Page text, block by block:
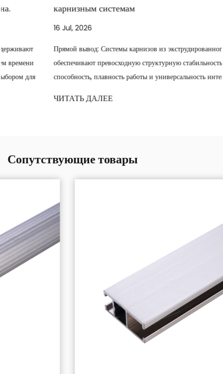
карнизным системам
Прямой вывод: Системы карнизов из экструдированного алюминия
обеспечивают превосходную структурную стабильность, несущую
способность, плавность работы и универсальность интеграци...
ЧИТАТЬ ДАЛЕЕ
Сопутствующие товары